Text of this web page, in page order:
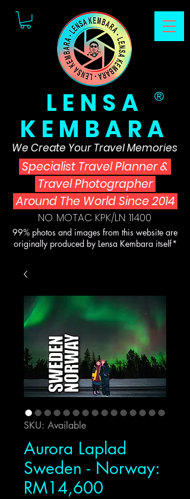
LENSA
KEMBARA
NO. MOTAC KPK/LN: 11400
99% photos and images from this website are
originally produced by Lensa Kembara itself*
Specialist Travel Planner&
Travel Photographer
Around The World Since 2014
®
We Create Your Travel Memories
SKU: Available
Aurora Laplad
Sweden - Norway:
RM14,600